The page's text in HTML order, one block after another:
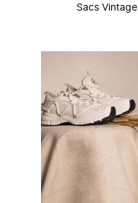
Sacs Vintage